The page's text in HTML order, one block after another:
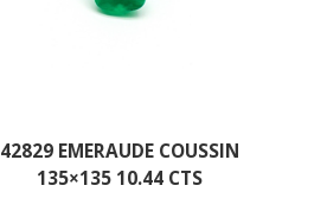
42829 EMERAUDE COUSSIN
135×135 10.44 CTS